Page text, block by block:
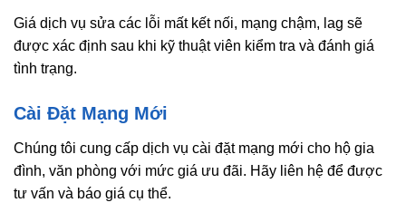
Giá dịch vụ sửa các lỗi mất kết nối, mạng chậm, lag sẽ
được xác định sau khi kỹ thuật viên kiểm tra và đánh giá
tình trạng.
Cài Đặt Mạng Mới
Chúng tôi cung cấp dịch vụ cài đặt mạng mới cho hộ gia
đình, văn phòng với mức giá ưu đãi. Hãy liên hệ để được
tư vấn và báo giá cụ thể.